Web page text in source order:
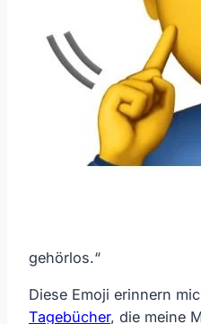
gehörlos.“
Diese Emoji erinnern
Tagebücher, die meine